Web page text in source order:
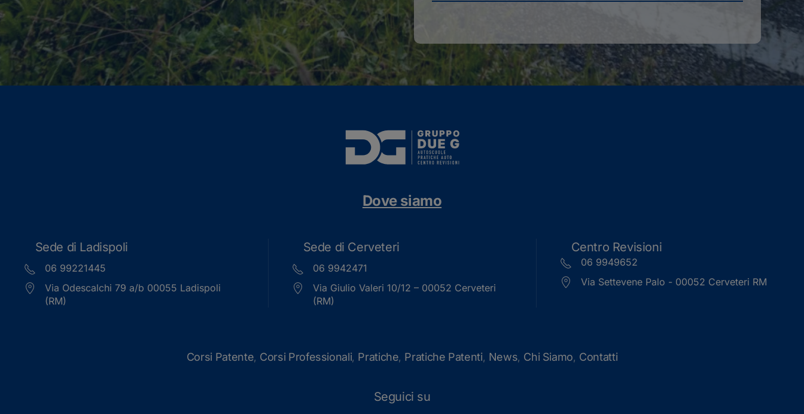
Dove siamo
Sede di Ladispoli
06 99221445
Via Odescalchi 79 a/b 00055 Ladispoli
(RM)
Sede di Cerveteri
06 9942471
Via Giulio Valeri 10/12 – 00052 Cerveteri
(RM)
Centro Revisioni
06 9949652
Via Settevene Palo - 00052 Cerveteri RM
Corsi Patente, Corsi Professionali, Pratiche, Pratiche Patenti, News, Chi Siamo, Contatti
Seguici su